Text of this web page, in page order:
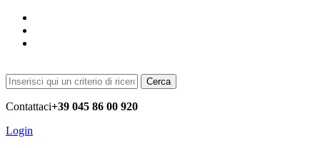
Cerca
Contattaci+39 045 86 00 920
Login